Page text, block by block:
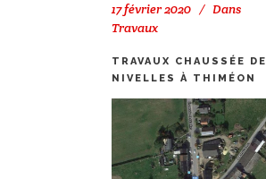
17 février 2020
Dans
Travaux
TRAVAUX CHAUSSÉE DE
NIVELLES À THIMÉON